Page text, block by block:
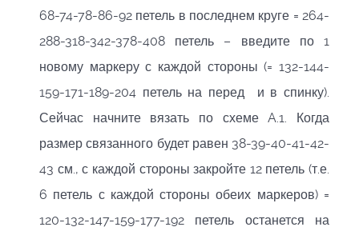
68-74-78-86-92 петель в последнем круге = 264-
288-318-342-378-408 петель – введите по 1
новому маркеру с каждой стороны (= 132-144-
159-171-189-204 петель на перед и в спинку).
Сейчас начните вязать по схеме A.1. Когда
размер связанного будет равен 38-39-40-41-42-
43 см., с каждой стороны закройте 12 петель (т.е.
6 петель с каждой стороны обеих маркеров) =
120-132-147-159-177-192 петель останется на